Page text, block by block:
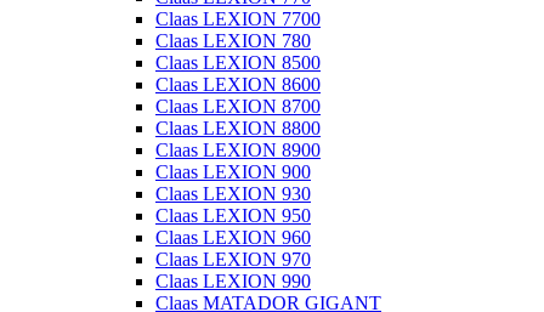
Claas LEXION 7700
Claas LEXION 780
Claas LEXION 8500
Claas LEXION 8600
Claas LEXION 8700
Claas LEXION 8800
Claas LEXION 8900
Claas LEXION 900
Claas LEXION 930
Claas LEXION 950
Claas LEXION 960
Claas LEXION 970
Claas LEXION 990
Claas MATADOR GIGANT